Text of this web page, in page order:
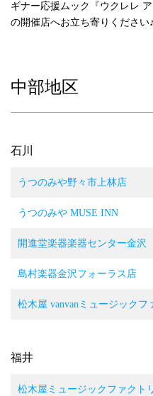
ギナー応援ムック『ウクレレ
の開催店へお立ち寄りください♪
中部地区
石川
うつのみや野々市上林店
うつのみや MUSE INN
開進堂楽器楽器センター金沢
島村楽器金沢フォーラス店
松木屋 vanvanミュージック
福井
松木屋ミュージックファクト